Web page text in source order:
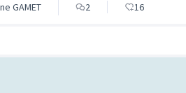
GAMET 2 16